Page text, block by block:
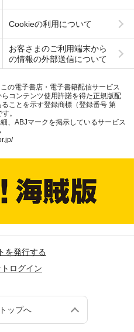
Cookieの利用について
お客さまのご利用端末から
の情報の外部送信について
の電子書店・電子書籍配信サービス
コンテンツ使用許諾を得た正規版配
ことを示す登録商標（登録番号 第
。
、ABJマークを掲示しているサービス
を発行する
ログイン
ップへ